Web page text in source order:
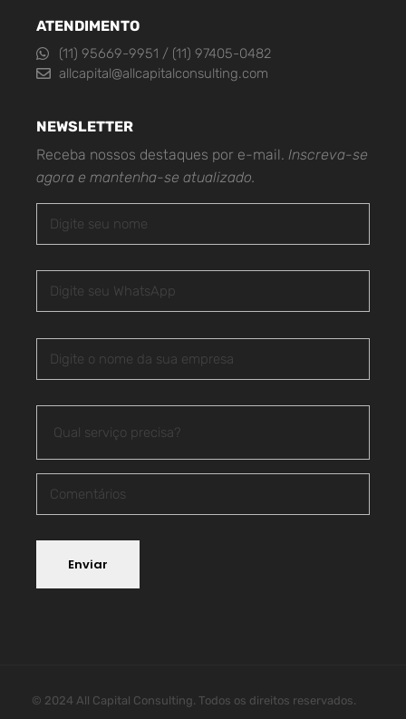
ATENDIMENTO
(11) 95669-9951 / (11) 97405-0482
allcapital@allcapitalconsulting.com
NEWSLETTER
Receba nossos destaques por e-mail. Inscreva-se
agora e mantenha-se atualizado.
Enviar
© 2024 All Capital Consulting. Todos os direitos reservados.